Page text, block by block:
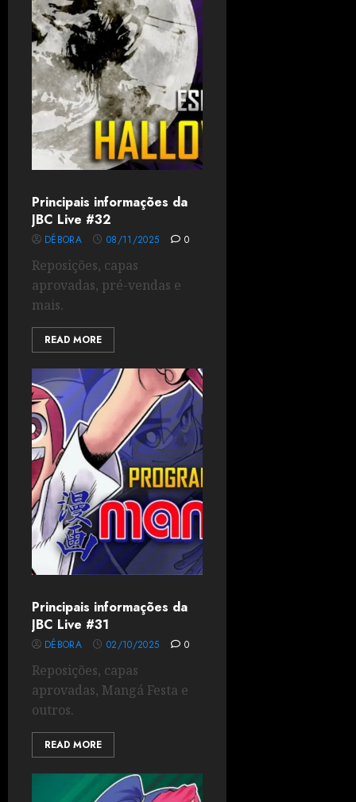
Principais informações da
JBC Live #32
DÉBORA 08/11/2025 0
Reposições, capas
aprovadas, pré-vendas e
mais.
READ MORE
Principais informações da
JBC Live #31
DÉBORA 02/10/2025 0
Reposições, capas
aprovadas, Mangá Festa e
outros.
READ MORE